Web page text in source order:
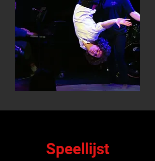
Speellijst